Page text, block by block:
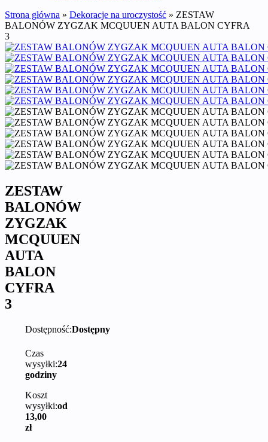
Strona główna » Dekoracje na uroczystość » ZESTAW
BALONÓW ZYGZAK MCQUUEN AUTA BALON CYFRA
3
ZESTAW
BALONÓW
ZYGZAK
MCQUUEN
AUTA
BALON
CYFRA
3
Dostępność:Dostępny
Czas
wysyłki:24
godziny
Koszt
wysyłki:od
13,00
zł